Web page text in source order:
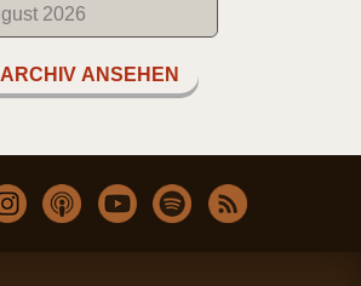
ARCHIV ANSEHEN